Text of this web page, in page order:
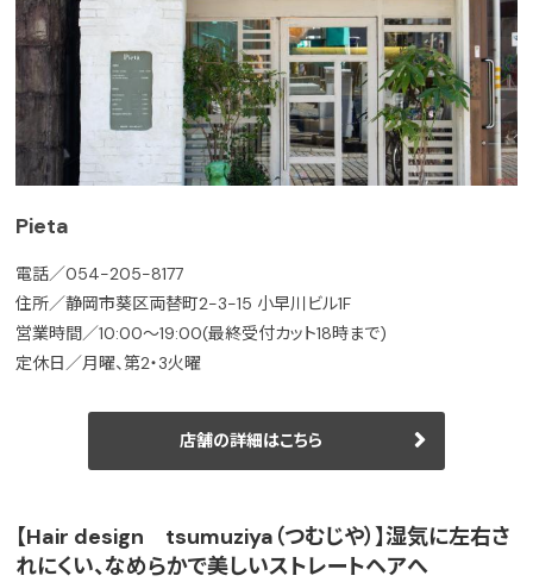
Pieta
電話／054-205-8177
住所／静岡市葵区両替町2-3-15 小早川ビル1F
営業時間／10:00～19:00(最終受付カット18時まで)
定休日／月曜、第2・3火曜
店舗の詳細はこちら
【Hair design tsumuziya（つむじや）】湿気に左右さ
れにくい、なめらかで美しいストレートヘアへ